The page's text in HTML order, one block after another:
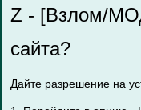
Z - [Взлом/
сайта?
Дайте разрешение на